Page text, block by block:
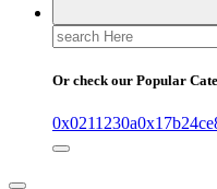
Search
for:
Or check our Popular
0x0211230a